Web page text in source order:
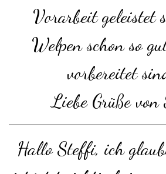
Vorarbeit geleistet
Welpen schon so
vorbereitet
Liebe Grüße von
Hallo Steffi, ich